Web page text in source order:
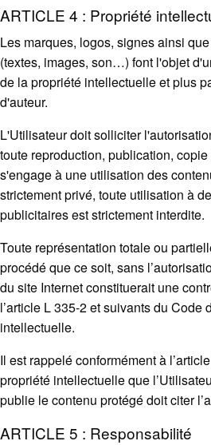
ARTICLE 4 : Propriété
Les marques, logos, signes ainsi
(textes, images, son…) font l'objet
de la propriété intellectuelle et plus
d'auteur.
L'Utilisateur doit solliciter
toute reproduction, publication,
s'engage à une utilisation des
strictement privé, toute utilisation à
publicitaires est strictement interdite.
Toute représentation totale ou
procédé que ce soit, sans
du site Internet constituerait une
l’article L 335-2 et suivants du Code
intellectuelle.
Il est rappelé conformément à
propriété intellectuelle que
publie le contenu protégé doit citer
ARTICLE 5 : Responsabilité